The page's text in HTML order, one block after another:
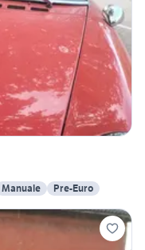
Manuale Pre-Euro